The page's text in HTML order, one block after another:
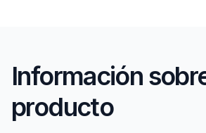
Información
producto